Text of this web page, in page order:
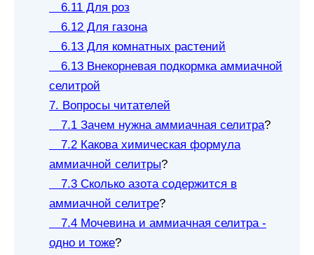
6.11 Для роз
6.12 Для газона
6.13 Для комнатных растений
6.13 Внекорневая подкормка аммиачной
селитрой
7. Вопросы читателей
7.1 Зачем нужна аммиачная селитра?
7.2 Какова химическая формула
аммиачной селитры?
7.3 Сколько азота содержится в
аммиачной селитре?
7.4 Мочевина и аммиачная селитра -
одно и тоже?